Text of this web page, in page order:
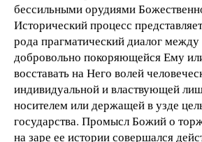
бессильными орудиями
Исторический процесс
рода прагматический диалог
добровольно покоряющейся Ему
восставать на Него волей
индивидуальной и властвующей
носителем или держащей в узде
государства. Промысл Божий о
на заре ее истории совершался